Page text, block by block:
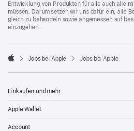
Entwicklung von Produkten für alle auch alle
müssen. Darum setzen wir uns dafür ein, alle
gleich zu behandeln sowie angemessen auf
einzugehen.

Jobs bei Apple Jobs bei Apple
Einkaufen und mehr
Apple Wallet
Account